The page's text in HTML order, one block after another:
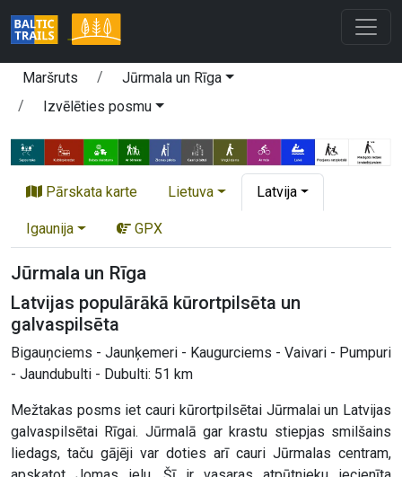
Maršruts
Jūrmala un Rīga
Izvēlēties posmu
Pārskata karte Lietuva Latvija
Igaunija GPX
Jūrmala un Rīga
Latvijas populārākā kūrortpilsēta un
galvaspilsēta
Bigauņciems - Jaunķemeri - Kaugurciems - Vaivari - Pumpuri
- Jaundubulti - Dubulti: 51 km
Mežtakas posms iet cauri kūrortpilsētai Jūrmalai un Latvijas
galvaspilsētai Rīgai. Jūrmalā gar krastu stiepjas smilšains
liedags, taču gājēji var doties arī cauri Jūrmalas centram,